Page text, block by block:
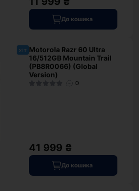
До кошика
хіт Motorola Razr 60 Ultra
16/512GB Mountain Trail
(PB8R0066) (Global
Version)
0
41 999 ₴
До кошика